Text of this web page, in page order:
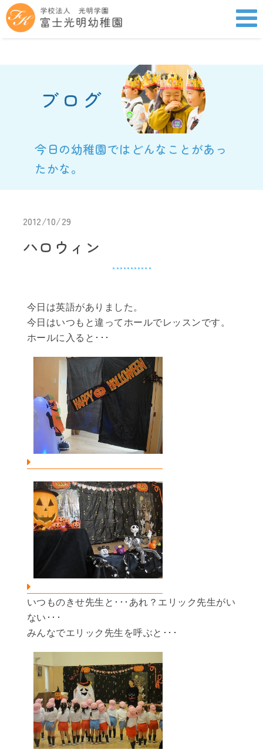
ブログ
今日の幼稚園ではどんなことがあっ
たかな。
2012/10/29
ハロウィン
今日は英語がありました。
今日はいつもと違ってホールでレッスンです。
ホールに入ると･･･
いつものきせ先生と･･･あれ？エリック先生がい
ない･･･
みんなでエリック先生を呼ぶと･･･